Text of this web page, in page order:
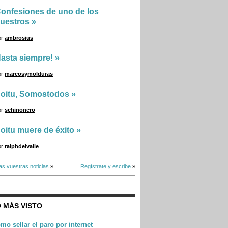
de uno de los
»
ambrosius
siempre! »
marcosymolduras
Somostodos »
schinonero
muere de éxito »
ralphdelvalle
vuestras noticias » Regístrate y escribe »
MÁS VISTO
sellar el paro por internet